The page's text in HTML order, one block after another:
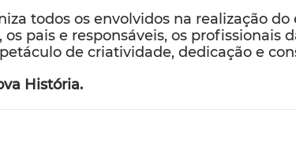
todos os envolvidos na realização
pais e responsáveis, os profissionais
de criatividade, dedicação e
História.